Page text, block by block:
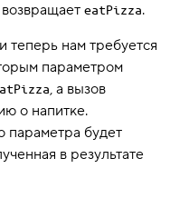
eatPizza.
нам требуется
параметром
, а вызов
о напитке.
параметра будет
в результате